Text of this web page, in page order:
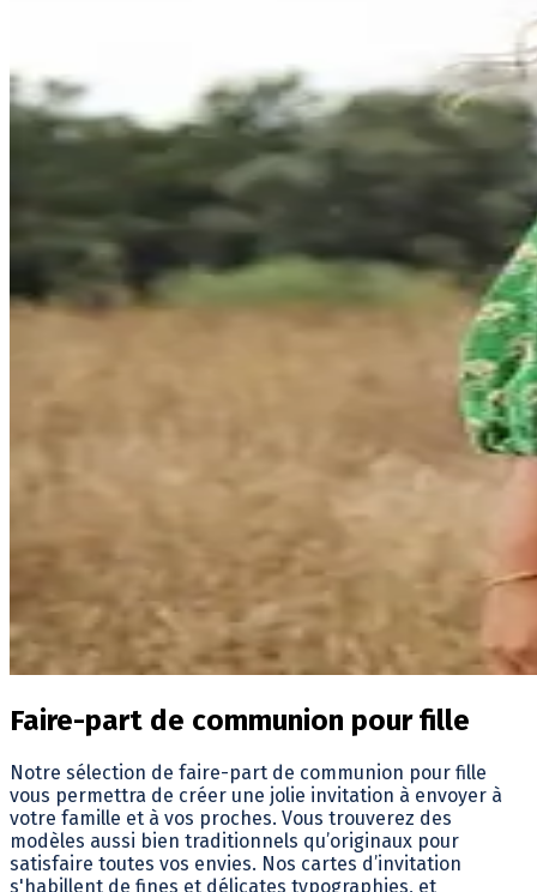
Faire-part de communion pour fille
Notre sélection de faire-part de communion pour fille
vous permettra de créer une jolie invitation à envoyer à
votre famille et à vos proches. Vous trouverez des
modèles aussi bien traditionnels qu’originaux pour
satisfaire toutes vos envies. Nos cartes d’invitation
s'habillent de fines et délicates typographies, et